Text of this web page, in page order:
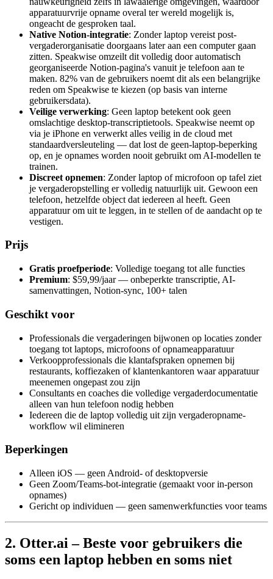
apparatuurvrije opname overal ter wereld mogelijk is,
ongeacht de gesproken taal.
Native Notion-integratie: Zonder laptop vereist post-
vergaderorganisatie doorgaans later aan een computer gaan
zitten. Speakwise omzeilt dit volledig door automatisch
georganiseerde Notion-pagina's vanuit je telefoon aan te
maken. 82% van de gebruikers noemt dit als een belangrijke
reden om Speakwise te kiezen (op basis van interne
gebruikersdata).
Veilige verwerking: Geen laptop betekent ook geen
omslachtige desktop-transcriptietools. Speakwise neemt op
via je iPhone en verwerkt alles veilig in de cloud met
standaardversleuteling — dat lost de geen-laptop-beperking
op, en je opnames worden nooit gebruikt om AI-modellen te
trainen.
Discreet opnemen: Zonder laptop of microfoon op tafel ziet
je vergaderopstelling er volledig natuurlijk uit. Gewoon een
telefoon, hetzelfde object dat iedereen al heeft. Geen
apparatuur om uit te leggen, in te stellen of de aandacht op te
vestigen.
Prijs
Gratis proefperiode: Volledige toegang tot alle functies
Premium: $59,99/jaar — onbeperkte transcriptie, AI-
samenvattingen, Notion-sync, 100+ talen
Geschikt voor
Professionals die vergaderingen bijwonen op locaties zonder
toegang tot laptops, microfoons of opnameapparatuur
Verkoopprofessionals die klantafspraken opnemen bij
restaurants, koffiezaken of klantenkantoren waar apparatuur
meenemen ongepast zou zijn
Consultants en coaches die volledige vergaderdocumentatie
alleen van hun telefoon nodig hebben
Iedereen die de laptop volledig uit zijn vergaderopname-
workflow wil elimineren
Beperkingen
Alleen iOS — geen Android- of desktopversie
Geen Zoom/Teams-bot-integratie (gemaakt voor in-person
opnames)
Gericht op individuen — geen samenwerkfuncties voor teams
2. Otter.ai – Beste voor gebruikers die
soms een laptop hebben en soms niet